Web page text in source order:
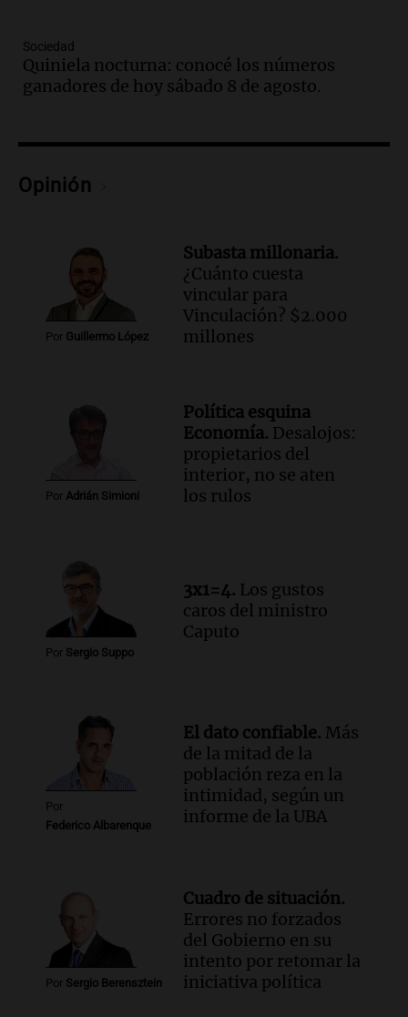
Episodios
Audio.Una nutricionista derribó el mito
del desayuno ideal: qué alimentos
Episodios
Audio.Mateo, a los 25 años, lucha
contra el tiempo: necesita un trasplante
para poder seguir viviend
Estiman que la inflación nacional
de julio será menor al 2,9% registrado
en CABA
Una mañana para todos
Episodios
Una mañana para todos
Episodios
Audio.Chile planteó mejorar la
conectividad fronteriza, aérea y digital
con Jujuy
Sociedad
Quiniela nocturna: conocé los números
ganadores de hoy sábado 8 de agosto.
Opinión
Por Guillermo López
Subasta millonaria.
¿Cuánto cuesta
vincular para
Vinculación? $2.000
millones
Por Adrián Simioni
Política esquina
Economía. Desalojos:
propietarios del
interior, no se aten
los rulos
Por Sergio Suppo
3x1=4. Los gustos
caros del ministro
Caputo
Por
Federico Albarenque
El dato confiable. Más
de la mitad de la
población reza en la
intimidad, según un
informe de la UBA
Por Sergio Berensztein
Cuadro de situación.
Errores no forzados
del Gobierno en su
intento por retomar la
iniciativa política